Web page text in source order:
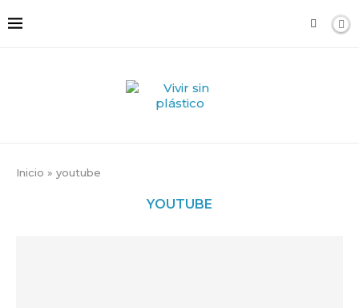
Inicio » youtube
YOUTUBE